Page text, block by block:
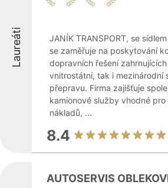
Laureáti
JANÍK TRANSPORT, se
se zaměřuje na poskytování
dopravních řešení
vnitrostátní, tak i mezinárodní
přepravu. Firma zajišťuje
kamionové služby vhodné pro
nákladů, ...
8.4
AUTOSERVIS